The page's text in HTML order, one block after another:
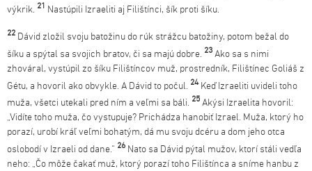
výkrik. 21 Nastúpili Izraeliti aj Filištínci, šík proti šíku.
22 Dávid zložil svoju batožinu do rúk strážcu batožiny, potom bežal do
šíku a spýtal sa svojich bratov, či sa majú dobre. 23 Ako sa s nimi
zhováral, vystúpil zo šíku Filištíncov muž, prostredník, Filištínec Goliáš z
Gétu, a hovoril ako obvykle. A Dávid to počul. 24 Keď Izraeliti uvideli toho
muža, všetci utekali pred ním a veľmi sa báli. 25 Akýsi Izraelita hovoril:
„Vidíte toho muža, čo vystupuje? Prichádza hanobiť Izrael. Muža, ktorý ho
porazí, urobí kráľ veľmi bohatým, dá mu svoju dcéru a dom jeho otca
oslobodí v Izraeli od dane.“ 26 Nato sa Dávid pýtal mužov, ktorí stáli vedľa
neho: „Čo môže čakať muž, ktorý porazí toho Filištínca a sníme hanbu z